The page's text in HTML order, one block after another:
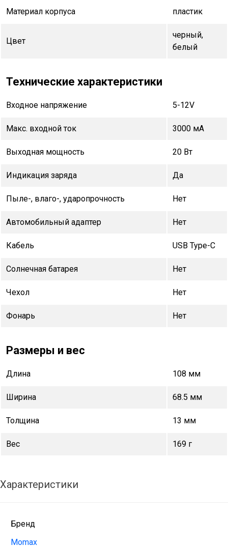
Материал корпуса пластик
Цвет
черный,
белый
Технические характеристики
Входное напряжение 5-12V
Макс. входной ток 3000 мА
Выходная мощность 20 Вт
Индикация заряда Да
Пыле-, влаго-, ударопрочность Нет
Автомобильный адаптер Нет
Кабель USB Type-C
Солнечная батарея Нет
Чехол Нет
Фонарь Нет
Размеры и вес
Длина 108 мм
Ширина 68.5 мм
Толщина 13 мм
Вес 169 г
Характеристики
Бренд
Momax